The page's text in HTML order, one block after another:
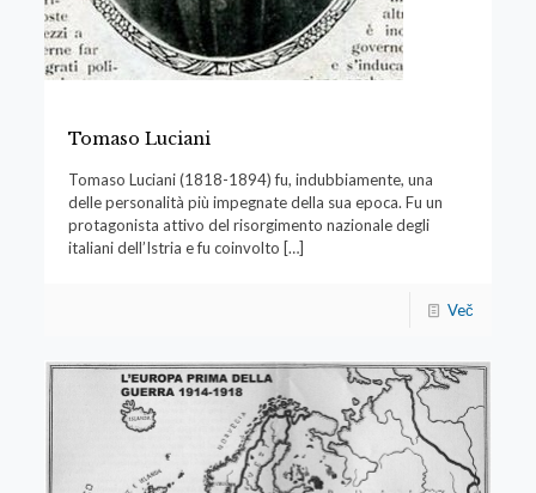
Tomaso Luciani
Tomaso Luciani (1818-1894) fu, indubbiamente, una
delle personalità più impegnate della sua epoca. Fu un
protagonista attivo del risorgimento nazionale degli
italiani dell’Istria e fu coinvolto […]
Več